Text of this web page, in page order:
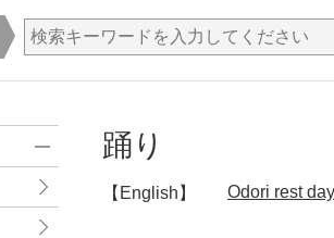
踊り
【English】 Odori rest